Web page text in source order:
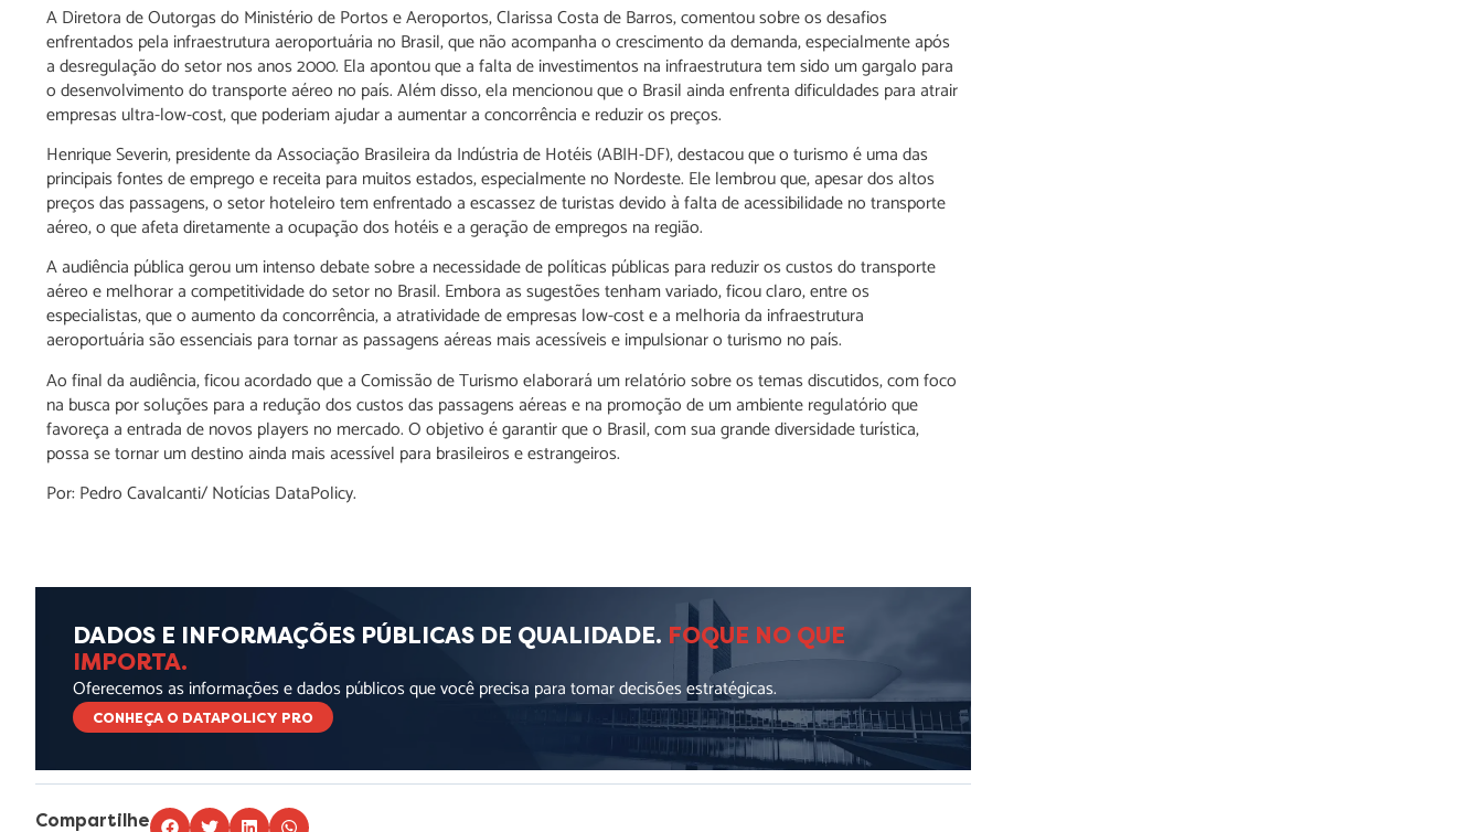
A Diretora de Outorgas do Ministério de Portos e Aeroportos, Clarissa Costa de Barros, comentou sobre os desafios
enfrentados pela infraestrutura aeroportuária no Brasil, que não acompanha o crescimento da demanda, especialmente após
a desregulação do setor nos anos 2000. Ela apontou que a falta de investimentos na infraestrutura tem sido um gargalo para
o desenvolvimento do transporte aéreo no país. Além disso, ela mencionou que o Brasil ainda enfrenta dificuldades para atrair
empresas ultra-low-cost, que poderiam ajudar a aumentar a concorrência e reduzir os preços.
Henrique Severin, presidente da Associação Brasileira da Indústria de Hotéis (ABIH-DF), destacou que o turismo é uma das
principais fontes de emprego e receita para muitos estados, especialmente no Nordeste. Ele lembrou que, apesar dos altos
preços das passagens, o setor hoteleiro tem enfrentado a escassez de turistas devido à falta de acessibilidade no transporte
aéreo, o que afeta diretamente a ocupação dos hotéis e a geração de empregos na região.
A audiência pública gerou um intenso debate sobre a necessidade de políticas públicas para reduzir os custos do transporte
aéreo e melhorar a competitividade do setor no Brasil. Embora as sugestões tenham variado, ficou claro, entre os
especialistas, que o aumento da concorrência, a atratividade de empresas low-cost e a melhoria da infraestrutura
aeroportuária são essenciais para tornar as passagens aéreas mais acessíveis e impulsionar o turismo no país.
Ao final da audiência, ficou acordado que a Comissão de Turismo elaborará um relatório sobre os temas discutidos, com foco
na busca por soluções para a redução dos custos das passagens aéreas e na promoção de um ambiente regulatório que
favoreça a entrada de novos players no mercado. O objetivo é garantir que o Brasil, com sua grande diversidade turística,
possa se tornar um destino ainda mais acessível para brasileiros e estrangeiros.
Por: Pedro Cavalcanti/ Notícias DataPolicy.
DADOS E INFORMAÇÕES PÚBLICAS DE QUALIDADE. FOQUE NO QUE
IMPORTA.
Oferecemos as informações e dados públicos que você precisa para tomar decisões estratégicas.
CONHEÇA O DATAPOLICY PRO
Compartilhe